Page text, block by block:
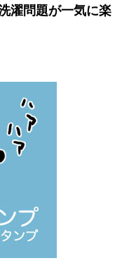
濯問題が一気に楽